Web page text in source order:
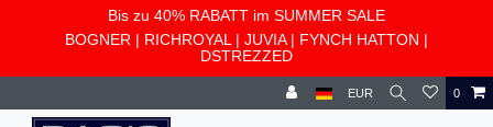
Bis zu 40% RABATT im SUMMER SALE
BOGNER | RICHROYAL | JUVIA| FYNCH HATTON |
DSTREZZED
EUR 0